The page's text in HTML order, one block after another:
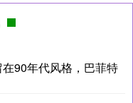
90年代风格，巴菲特